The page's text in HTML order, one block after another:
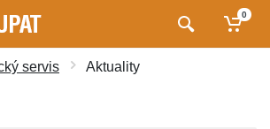
0
servis Aktuality